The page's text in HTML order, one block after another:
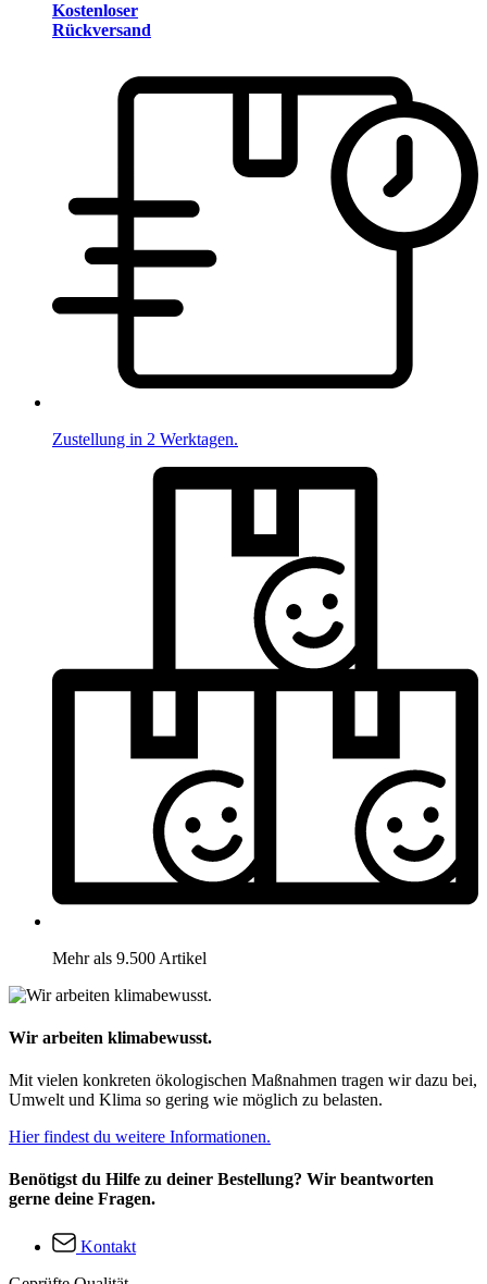
Kostenloser
Rückversand
Zustellung in 2 Werktagen.
Mehr als 9.500 Artikel
Wir arbeiten klimabewusst.
Mit vielen konkreten ökologischen Maßnahmen tragen wir dazu bei,
Umwelt und Klima so gering wie möglich zu belasten.
Hier findest du weitere Informationen.
Benötigst du Hilfe zu deiner Bestellung? Wir beantworten
gerne deine Fragen.
Kontakt